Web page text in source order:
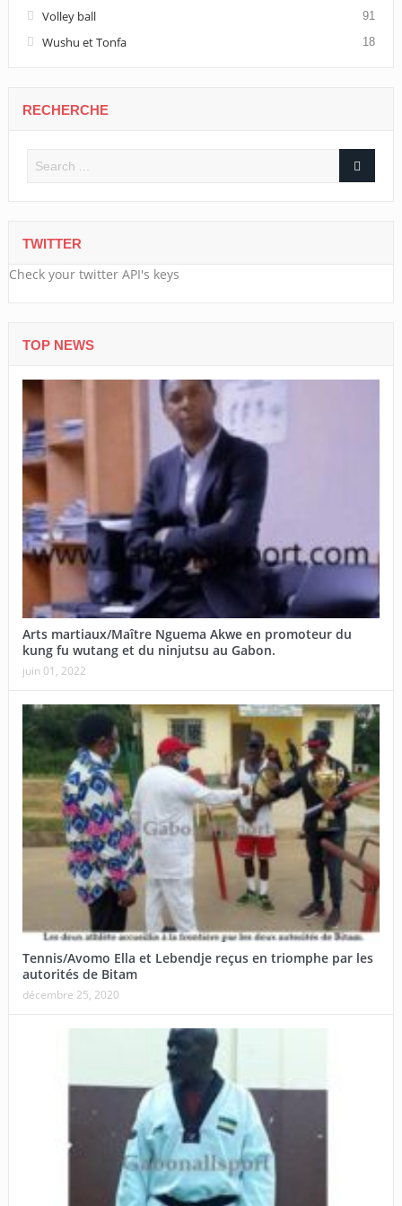
Volley ball 91
Wushu et Tonfa 18
RECHERCHE
TWITTER
Check your twitter API's keys
TOP NEWS
Arts martiaux/Maître Nguema Akwe en promoteur du
kung fu wutang et du ninjutsu au Gabon.
juin 01, 2022
Tennis/Avomo Ella et Lebendje reçus en triomphe par les
autorités de Bitam
décembre 25, 2020